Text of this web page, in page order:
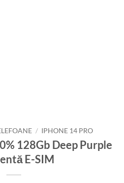
/ IPHONE 14 PRO
128Gb Deep Purple
E-SIM